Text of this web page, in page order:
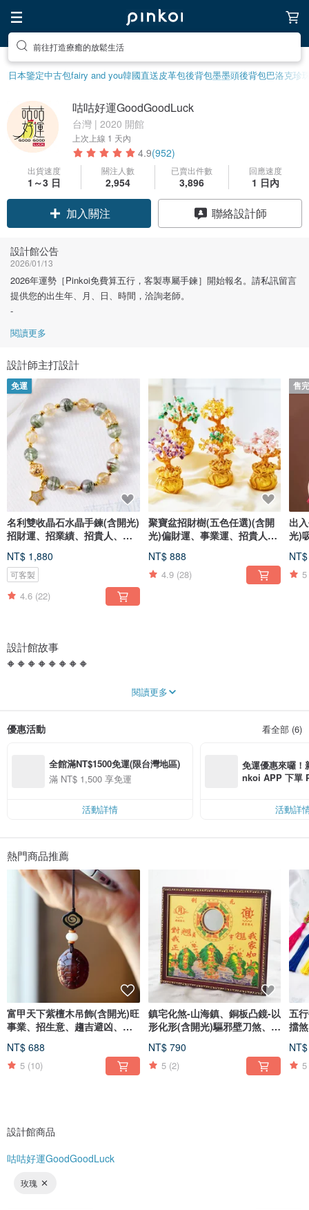
前往打造療癒的放鬆生活
日本鑒定中古包fairy and you韓國直送皮革包後背包墨墨頭後背包巴洛克珍
咕咕好運GoodGoodLuck
台灣 | 2020 開館
上次上線 1 天內
4.9(952)
出貨速度
1～3 日
關注人數
2,954
已賣出件數
3,896
回應速度
1 日內
領優惠券
加入關注 聯絡設計師
設計館公告
2026/01/13
2026年運勢［Pinkoi免費算五行，客製專屬手鍊］開始報名。請私訊留言
提供您的出生年、月、日、時間，洽詢老師。
-
閱讀更多
設計師主打設計
免運
名利雙收晶石水晶手鍊(含開光)
招財運、招業績、招貴人、防
NT$ 1,880
可客製
4.6 (22)
聚寶盆招財樹(五色任選)(含開
光)偏財運、事業運、招貴人
NT$ 888
4.9 (28)
售
出
光)
5
設計館故事
🔶 🔶 🔶 🔶 🔶 🔶 🔶 🔶
雞！代表著天亮了，嶄新的一天即將開始，
我們始終相信，祈求時真正引導我們的能量，來自於心 —— 一顆期盼美好未來的
過去在網絡不發達的年代，多數人們只能藉由到廟宇祈求，來找尋心靈信仰的支
如今有了網絡，信仰仍然溫暖地流動著，心靈寄託的建立也隨之進步得更加便
因此，我們期許藉由水晶，傳遞良好的能量給所有人 ，
秉持著『給顧客美好未來』的核心價值出發 ，
相信所有挫折都將會是成功的基石，
使人生越來越茁壯、美好。
願咕咕好運，
能成為陪你一起變好的朋友。
🔶 🔶 🔶 🔶 🔶 🔶 🔶 🔶
閱讀更多
優惠活動 看全部 (6)
全館滿NT$1500免運(限台灣地區)
滿 NT$ 1,500 享免運
活動詳情
免運優惠來囉
nkoi APP 下單
活動詳
熱門商品推薦
富甲天下紫檀木吊飾(含開光)旺
事業、招生意、趨吉避凶、送
NT$ 688
5 (10)
鎮宅化煞-山海鎮、銅板凸鏡-以
形化形(含開光)驅邪壁刀煞、穿
NT$ 790
5 (2)
五
擋
5
設計館商品
咕咕好運GoodGoodLuck
玫瑰